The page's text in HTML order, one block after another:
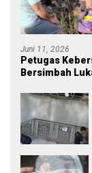
Juni 11, 2026
Petugas
Bersimbah